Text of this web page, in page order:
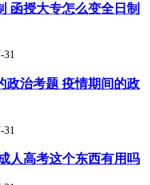
函授大专怎么变全日制
31
政治考题 疫情期间的政
31
人高考这个东西有用吗